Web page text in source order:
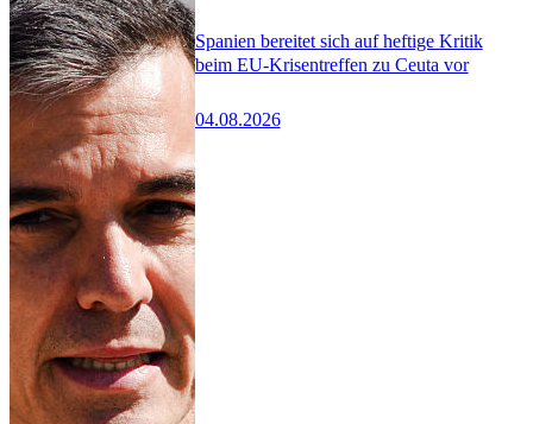
Spanien bereitet sich auf heftige Kritik
beim EU-Krisentreffen zu Ceuta vor
04.08.2026